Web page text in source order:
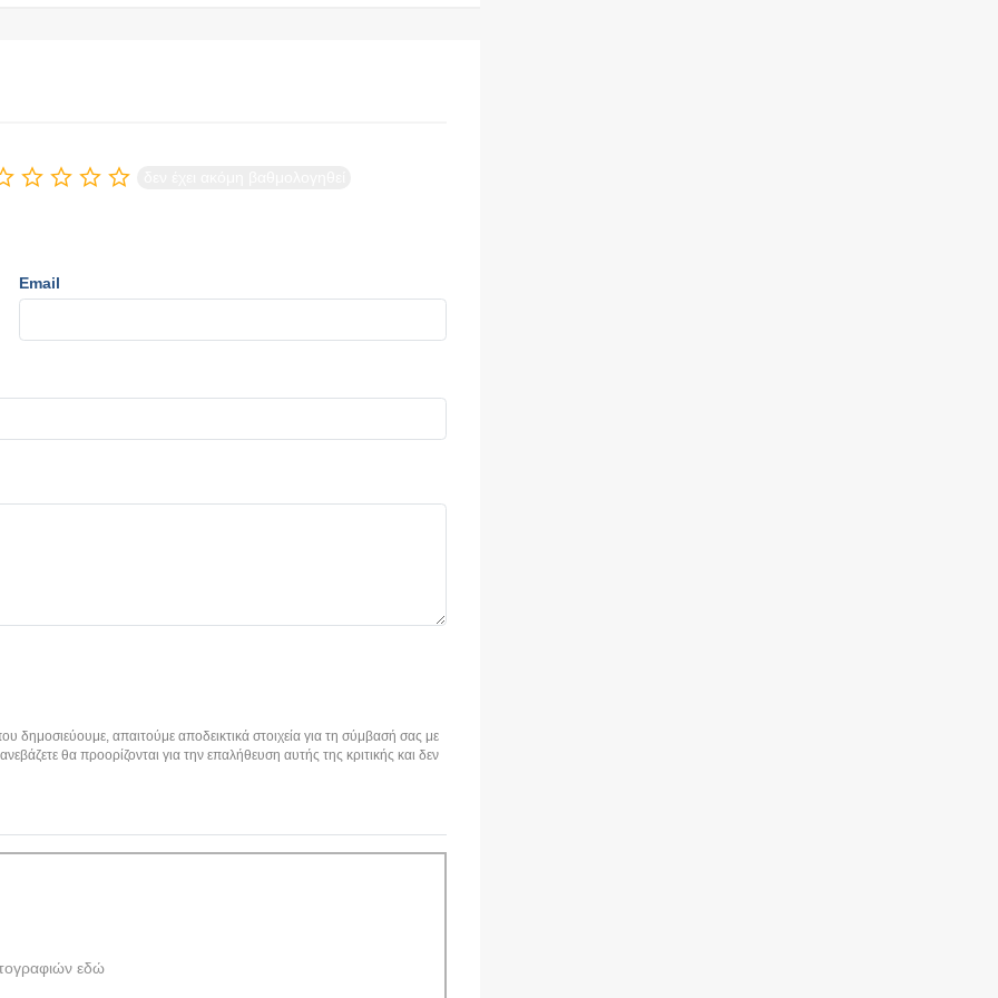
Email
δημοσιεύουμε, απαιτούμε αποδεικτικά στοιχεία για τη σύμβασή σας με
θα προορίζονται για την επαλήθευση αυτής της κριτικής και δεν
εδώ